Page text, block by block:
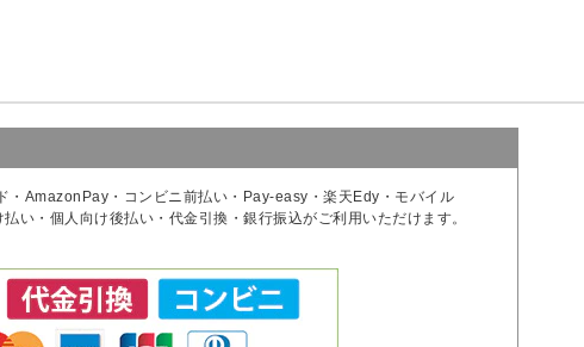
・AmazonPay・コンビニ前払い・Pay-easy・楽天Edy・モバイル
い・個人向け後払い・代金引換・銀行振込がご利用いただけます。